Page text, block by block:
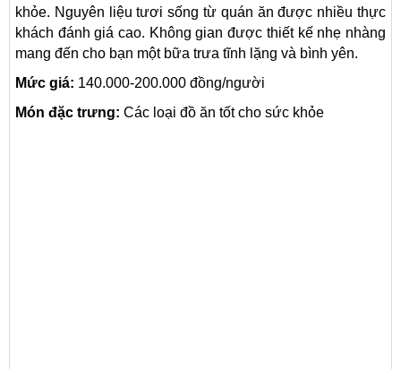
khỏe. Nguyên liệu tươi sống từ quán ăn được nhiều thực
khách đánh giá cao. Không gian được thiết kế nhẹ nhàng
mang đến cho bạn một bữa trưa tĩnh lặng và bình yên.
Mức giá: 140.000-200.000 đồng/người
Món đặc trưng: Các loại đồ ăn tốt cho sức khỏe